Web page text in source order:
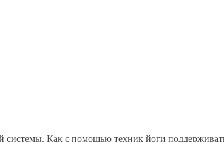
системы. Как с помощью техник йоги